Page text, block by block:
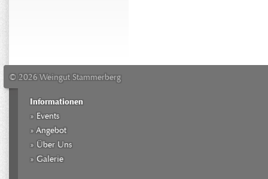
© 2026 Weingut Stammerberg
Informationen
» Events
» Angebot
» Über Uns
» Galerie